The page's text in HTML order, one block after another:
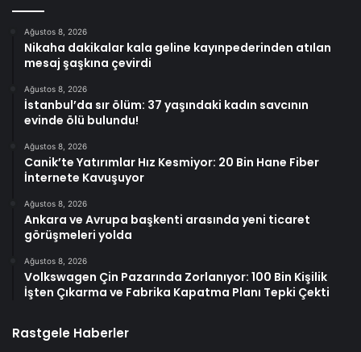
Ağustos 8, 2026
Nikaha dakikalar kala geline kayınpederinden atılan
mesaj şaşkına çevirdi
Ağustos 8, 2026
İstanbul’da sır ölüm: 37 yaşındaki kadın savcının
evinde ölü bulundu!
Ağustos 8, 2026
Canik’te Yatırımlar Hız Kesmiyor: 20 Bin Hane Fiber
İnternete Kavuşuyor
Ağustos 8, 2026
Ankara ve Avrupa başkenti arasında yeni ticaret
görüşmeleri yolda
Ağustos 8, 2026
Volkswagen Çin Pazarında Zorlanıyor: 100 Bin Kişilik
İşten Çıkarma ve Fabrika Kapatma Planı Tepki Çekti
Rastgele Haberler